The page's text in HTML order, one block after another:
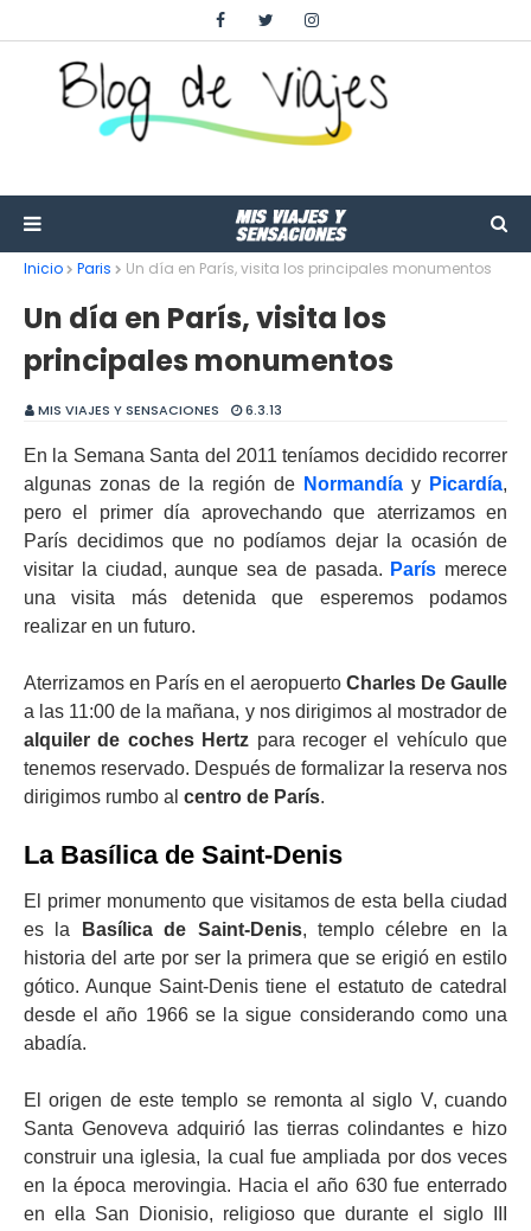
Inicio Paris Un día en París, visita los principales monumentos
Un día en París, visita los
principales monumentos
MIS VIAJES Y SENSACIONES 6.3.13
En la Semana Santa del 2011 teníamos decidido recorrer
algunas zonas de la región de Normandía y Picardía,
pero el primer día aprovechando que aterrizamos en
París decidimos que no podíamos dejar la ocasión de
visitar la ciudad, aunque sea de pasada. París merece
una visita más detenida que esperemos podamos
realizar en un futuro.
Aterrizamos en París en el aeropuerto Charles De Gaulle
a las 11:00 de la mañana, y nos dirigimos al mostrador de
alquiler de coches Hertz para recoger el vehículo que
tenemos reservado. Después de formalizar la reserva nos
dirigimos rumbo al centro de París.
La Basílica de Saint-Denis
El primer monumento que visitamos de esta bella ciudad
es la
Basílica de Saint-Denis, templo célebre en la
historia del arte por ser la primera que se erigió en estilo
gótico. Aunque Saint-Denis tiene el estatuto de catedral
desde el año 1966 se la sigue considerando como una
abadía.
El origen de este templo se remonta al siglo V, cuando
Santa Genoveva adquirió las tierras colindantes e hizo
construir una iglesia, la cual fue ampliada por dos veces
en la época merovingia. Hacia el año 630 fue enterrado
en ella San Dionisio, religioso que durante el siglo III